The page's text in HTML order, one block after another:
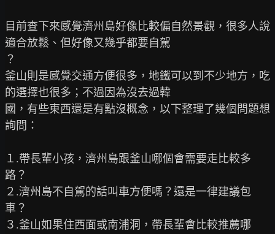
目前查下來感覺濟州島好像比較偏自然景觀，很多人說
適合放鬆、但好像又幾乎都要自駕
？
釜山則是感覺交通方便很多，地鐵可以到不少地方，吃
的選擇也很多；不過因為沒去過韓
國，有些東西還是有點沒概念，以下整理了幾個問題想
詢問：
１.帶長輩小孩，濟州島跟釜山哪個會需要走比較多
路？
２.濟州島不自駕的話叫車方便嗎？還是一律建議包
車？
３.釜山如果住西面或南浦洞，帶長輩會比較推薦哪